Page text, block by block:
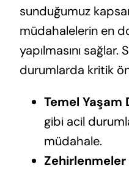
sunduğumuz
müdahalelerin en
yapılmasını sağlar.
durumlarda kritik
Temel Yaşam
gibi acil
müdahale.